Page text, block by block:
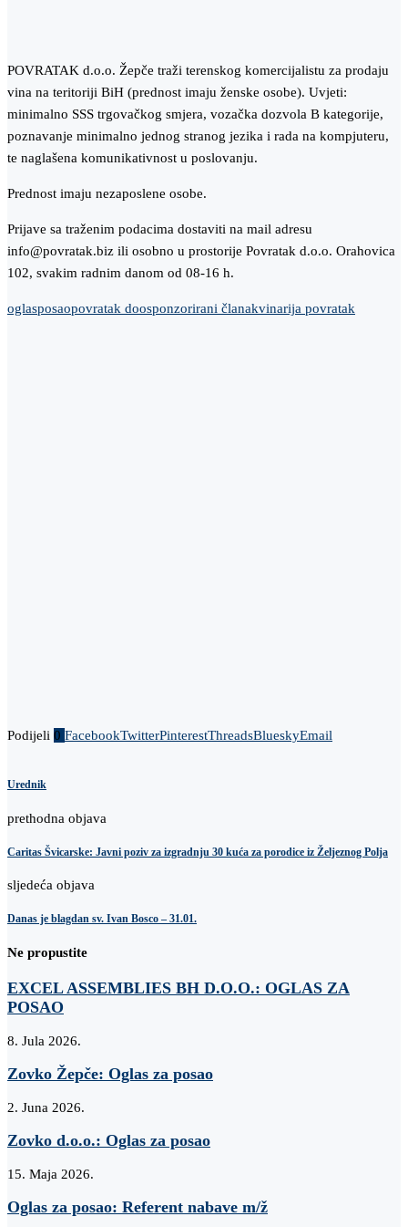
POVRATAK d.o.o. Žepče traži terenskog komercijalistu za prodaju
vina na teritoriji BiH (prednost imaju ženske osobe). Uvjeti:
minimalno SSS trgovačkog smjera, vozačka dozvola B kategorije,
poznavanje minimalno jednog stranog jezika i rada na kompjuteru,
te naglašena komunikativnost u poslovanju.
Prednost imaju nezaposlene osobe.
Prijave sa traženim podacima dostaviti na mail adresu
info@povratak.biz ili osobno u prostorije Povratak d.o.o. Orahovica
102, svakim radnim danom od 08-16 h.
oglasposaopovratak doosponzorirani članakvinarija povratak
Podijeli 0 FacebookTwitterPinterestThreadsBlueskyEmail
Urednik
prethodna objava
Caritas Švicarske: Javni poziv za izgradnju 30 kuća za porodice iz Željeznog Polja
sljedeća objava
Danas je blagdan sv. Ivan Bosco – 31.01.
Ne propustite
EXCEL ASSEMBLIES BH D.O.O.: OGLAS ZA
POSAO
8. Jula 2026.
Zovko Žepče: Oglas za posao
2. Juna 2026.
Zovko d.o.o.: Oglas za posao
15. Maja 2026.
Oglas za posao: Referent nabave m/ž